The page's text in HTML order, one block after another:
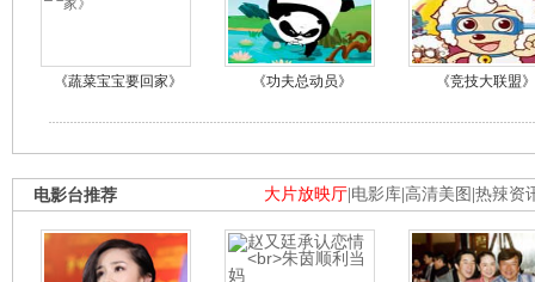
《蔬菜宝宝要回家》 《功夫总动员》 《竞技大联盟》
大片放映厅 电影库 高清美图 热辣资
电影台推荐